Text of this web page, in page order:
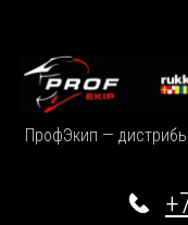
ПрофЭкип —